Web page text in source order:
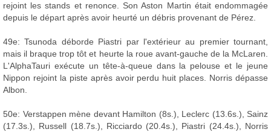
rejoint les stands et renonce. Son Aston Martin était endommagée
depuis le départ après avoir heurté un débris provenant de Pérez.
49e: Tsunoda déborde Piastri par l'extérieur au premier tournant,
mais il braque trop tôt et heurte la roue avant-gauche de la McLaren.
L'AlphaTauri exécute un tête-à-queue dans la pelouse et le jeune
Nippon rejoint la piste après avoir perdu huit places. Norris dépasse
Albon.
50e: Verstappen mène devant Hamilton (8s.), Leclerc (13.6s.), Sainz
(17.3s.), Russell (18.7s.), Ricciardo (20.4s.), Piastri (24.4s.), Norris